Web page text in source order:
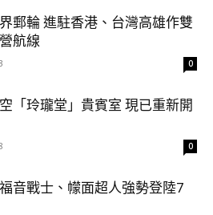
郵輪 進駐香港、台灣高雄作雙
航線
0
「玲瓏堂」貴賓室 現已重新開
0
音戰士、幪面超人強勢登陸7